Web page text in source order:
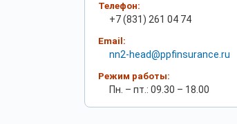
Телефон:
+7 (831) 261 04 74
Email:
nn2-head@ppfinsurance.ru
Режим работы:
Пн. – пт.: 09.30 – 18.00